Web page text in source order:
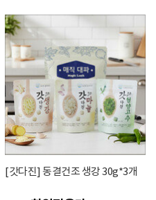
[갓다진] 동결건조 생강 30g*3개